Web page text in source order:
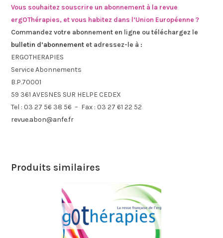
Vous souhaitez souscrire un abonnement à la revue
ergOThérapies, et vous habitez dans l’Union Européenne ?
Commandez votre abonnement en ligne ou téléchargez le
bulletin d’abonnement et adressez-le à :
ERGOTHERAPIES
Service Abonnements
B.P.70001
59 361 AVESNES SUR HELPE CEDEX
Tel : 03 27 56 38 56 – Fax : 03 27 61 22 52
revue.abon@anfe.fr
Produits similaires